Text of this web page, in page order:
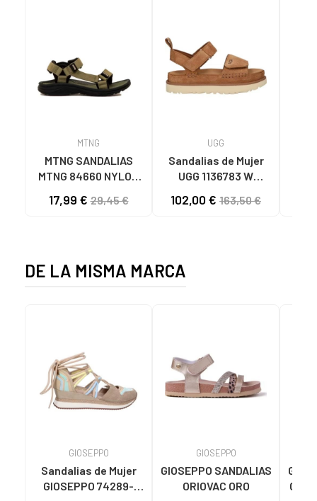
MTNG
MTNG SANDALIAS
MTNG 84660 NYLON
C59785 - - NYLON
17,99 €29,45 €
UGG
Sandalias de Mujer
UGG 1136783 W
CHESTNUT
102,00 € 163,50 €
DE LA MISMA MARCA
GIOSEPPO
Sandalias de Mujer
GIOSEPPO 74289-
GIOSEPPO
GIOSEPPO SANDALIAS
ORIOVAC ORO